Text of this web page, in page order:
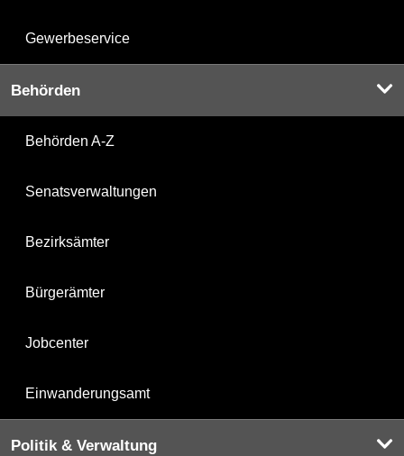
Gewerbeservice
Behörden
Behörden A-Z
Senatsverwaltungen
Bezirksämter
Bürgerämter
Jobcenter
Einwanderungsamt
Politik & Verwaltung